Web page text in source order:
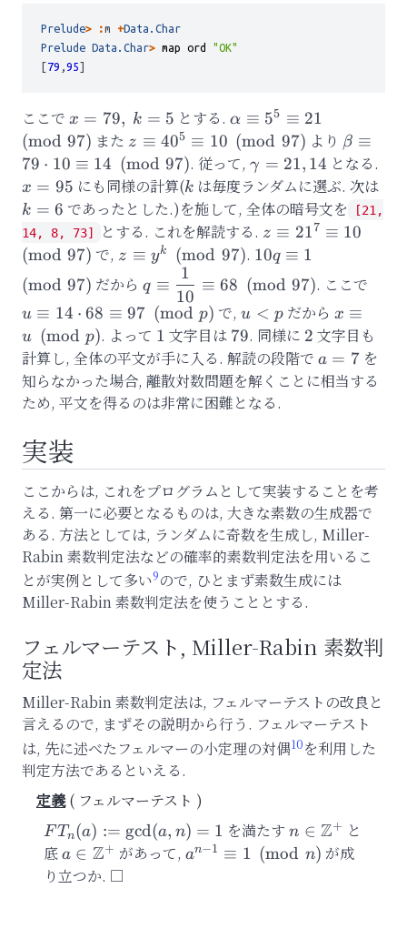
Prelude> :m +Data.Char
Prelude Data.Char> map ord
"OK"
[79 ,95]
ここで x=79,\
k = 5
x = 79, k = 5 とする.\alpha\equiv
5^5\equiv
21\pmod{97}
α ≡ 55 ≡ 21
(mod 97) また z\equiv
40^5\equiv
10\pmod{97}
z ≡ 405 ≡ 10 (mod 97) より
79\cdot
β ≡
79 ⋅ 10 ≡ 14 (mod 97). 従って,\gamma=
{21, 14}
γ = 21, 14 となる.
x = 95 にも同様の計算(k
k は毎度ランダムに選ぶ. 次は
k = 6 であったとした.)を施して, 全体の暗号文を
[21,
14, 8, 73]
とする. これを解読する. z\equiv
21^7\equiv
10\pmod{97}
z ≡ 217 ≡ 10
(mod 97) で, z\equiv
y^k\pmod{97}
z ≡ yk (mod 97). 10q\equiv
1\pmod{97}
10q ≡ 1
(mod 97) だから q\equiv\dfrac{1}
{10}\equiv
68\pmod{97}
q ≡
10
1
≡ 68 (mod 97). ここで
u ≡ 14 ⋅ 68 ≡ 97 (mod p) で,u<
p
u < pだから x\equiv
x ≡
u (mod p). よって 1
1 文字目は 79
79. 同様に 2
2 文字目も
計算し, 全体の平文が手に入る. 解読の段階で a=7
a = 7を
知らなかった場合, 離散対数問題を解くことに相当する
ため, 平文を得るのは非常に困難となる.
実装
ここからは, これをプログラムとして実装することを考
える. 第一に必要となるものは, 大きな素数の生成器で
ある. 方法としては, ランダムに奇数を生成し, Miller-
Rabin 素数判定法などの確率的素数判定法を用いるこ
とが実例として多い9ので, ひとまず素数生成には
Miller-Rabin 素数判定法を使うこととする.
フェルマーテスト, Miller-Rabin 素数判
定法
Miller-Rabin 素数判定法は, フェルマーテストの改良と
言えるので, まずその説明から行う. フェルマーテスト
は, 先に述べたフェルマーの小定理の対偶10を利用した
判定方法であるといえる.
フェルマーテスト
FT_n(a):
=\gcd(a,
n)=1
F Tn(a) := gcd(a, n) = 1 を満たすn
n ∈ Z+ と
底a\in\mathbb{Z}^{+}
a ∈ Z+ があって, a^{n-
an−1 ≡ 1 (mod n) が成
り立つか.